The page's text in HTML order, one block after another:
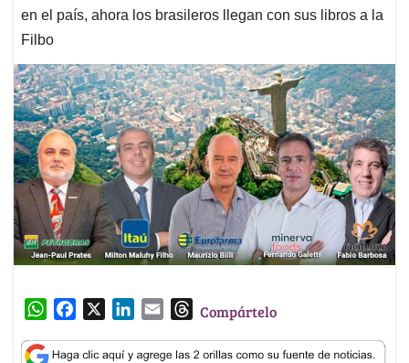
en el país, ahora los brasileros llegan con sus libros a la
Filbo
W
a
c
n
a
T
r
Compártelo